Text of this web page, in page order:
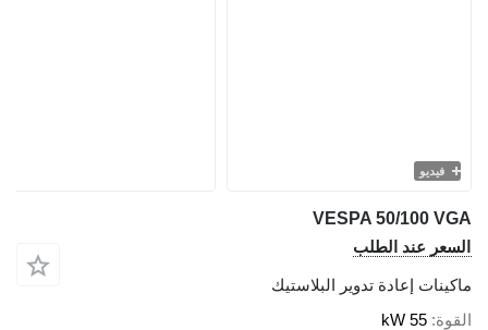
فيديو
VESPA 50/100 VGA
السعر عند الطلب
ماكينات إعادة تدوير البلاستيك
القوة 55 kW